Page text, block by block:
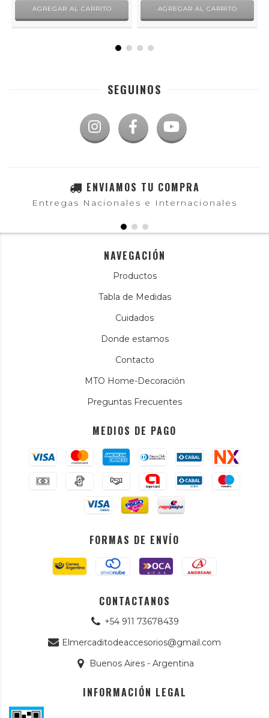
AGREGAR AL CARRITO AGREGAR AL CARRITO
SEGUINOS
ENVIAMOS TU COMPRA
Entregas Nacionales e Internacionales
NAVEGACIÓN
Productos
Tabla de Medidas
Cuidados
Donde estamos
Contacto
MTO Home-Decoración
Preguntas Frecuentes
MEDIOS DE PAGO
FORMAS DE ENVÍO
CONTACTANOS
+54 911 73678439
Elmercaditodeaccesorios@gmail.com
Buenos Aires - Argentina
INFORMACIÓN LEGAL